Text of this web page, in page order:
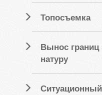
Топосъемка
Вынос границ
натуру